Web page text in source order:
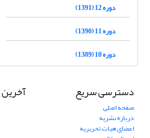
دوره 12 (1391)
دوره 11 (1390)
دوره 10 (1389)
دسترسی سریع
صفحه اصلی
درباره نشریه
اعضای هیات تحریریه
آخرین